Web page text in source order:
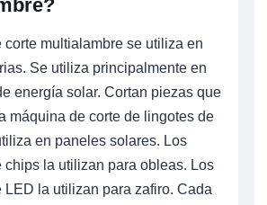
corte multialambre se utiliza en
Se utiliza principalmente en
energía solar. Cortan piezas que
máquina de corte de lingotes de
en paneles solares. Los
chips la utilizan para obleas. Los
LED la utilizan para zafiro. Cada